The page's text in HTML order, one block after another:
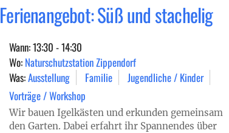
Ferienangebot: Süß und stachelig
Wann: 13:30 - 14:30
Wo: Naturschutzstation Zippendorf
Was:Ausstellung Familie
Jugendliche / Kinder
Vorträge / Workshop
Wir bauen Igelkästen und erkunden gemeinsam
den Garten. Dabei erfahrt ihr Spannendes über